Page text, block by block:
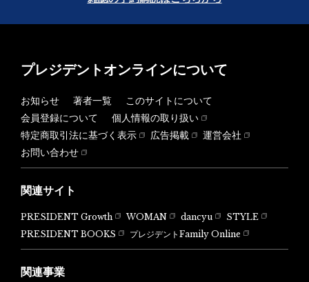
プレジデントオンラインについて
お知らせ 著者一覧
このサイトについて
会員登録について
個人情報の取り扱い
特定商取引法に基づく表示
広告掲載
運営会社
お問い合わせ
関連サイト
PRESIDENT Growth WOMAN dancyu
STYLE
PRESIDENT BOOKS
プレジデントFamily Online
関連事業